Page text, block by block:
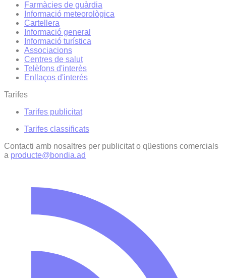
Farmàcies de guàrdia
Informació meteorològica
Cartellera
Informació general
Informació turística
Associacions
Centres de salut
Telèfons d'interès
Enllaços d'interés
Tarifes
Tarifes publicitat
Tarifes classificats
Contacti amb nosaltres per publicitat o qüestions comercials
a producte@bondia.ad